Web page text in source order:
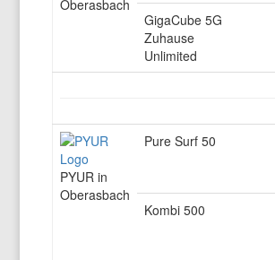
Oberasbach
GigaCube 5G
Zuhause
Unlimited
PYUR in
Oberasbach
Pure Surf 50
Kombi 500